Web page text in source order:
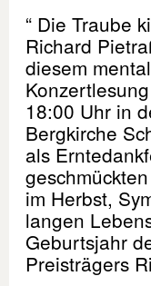
“ Die Traube
Richard
diesem
18:00 Uhr in
Bergkirche
als
im Herbst,
langen
Geburtsjahr
Preisträgers